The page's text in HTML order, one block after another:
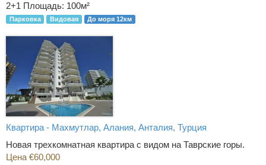
2+1 Площадь: 100м²
Парковка Видовая До моря 12км
Квартира - Махмутлар, Алания, Анталия, Турция
Новая трехкомнатная квартира с видом на Таврские горы.
Цена €60,000